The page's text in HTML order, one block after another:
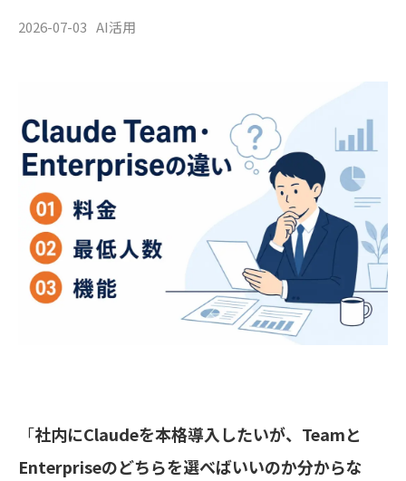
2026-07-03 AI活用
「社内にClaudeを本格導入したいが、Teamと
Enterpriseのどちらを選べばいいのか分からな